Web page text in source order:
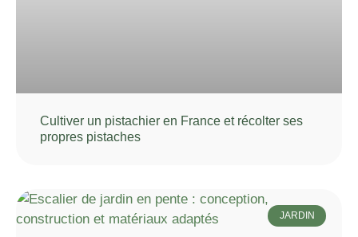
Cultiver un pistachier en France et récolter ses
propres pistaches
JARDIN